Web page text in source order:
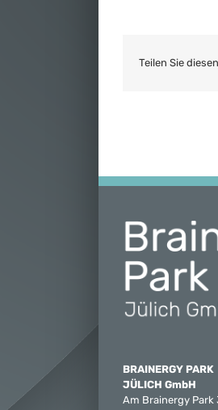
Teilen Sie
BRAINERGY PARK
JÜLICH GmbH
Am Brainergy Park